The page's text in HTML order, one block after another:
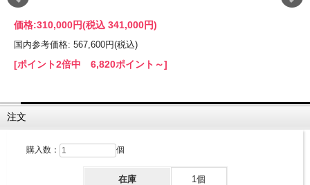
価格:310,000円(税込 341,000円)
国内参考価格: 567,600円(税込)
[ポイント2倍中 6,820ポイント～]
注文
購入数： 個
在庫 1個